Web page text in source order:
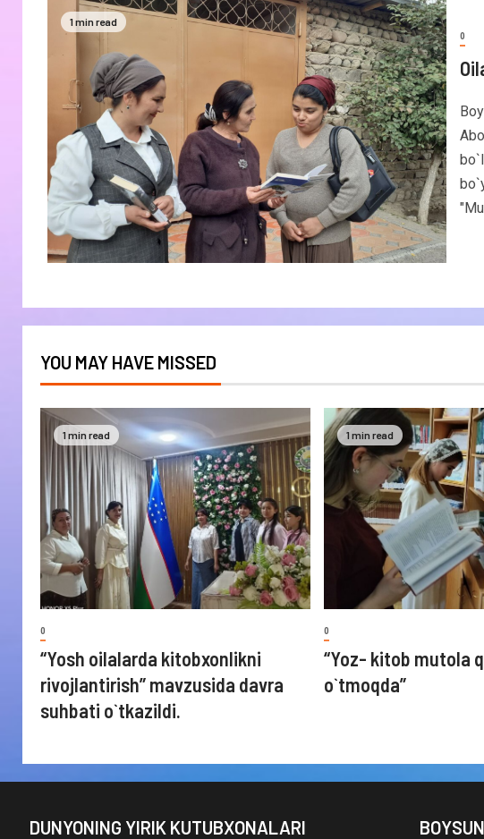
1 min read
0
YOU MAY HAVE MISSED
1 min read
0
“Yosh oilalarda kitobxonlikni
rivojlantirish” mavzusida davra
suhbati o`tkazildi.
1 min read
0
“Yoz- kitob mutola
o`tmoqda”
DUNYONING YIRIK KUTUBXONALARI